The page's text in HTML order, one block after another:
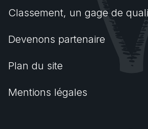
Classement, un gage de
Devenons partenaire
Plan du site
Mentions légales